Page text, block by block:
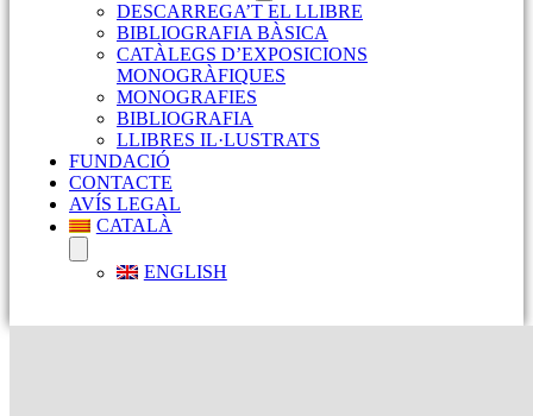
DESCARREGA’T EL LLIBRE
BIBLIOGRAFIA BÀSICA
CATÀLEGS D’EXPOSICIONS
MONOGRÀFIQUES
MONOGRAFIES
BIBLIOGRAFIA
LLIBRES IL·LUSTRATS
FUNDACIÓ
CONTACTE
AVÍS LEGAL
CATALÀ
ENGLISH